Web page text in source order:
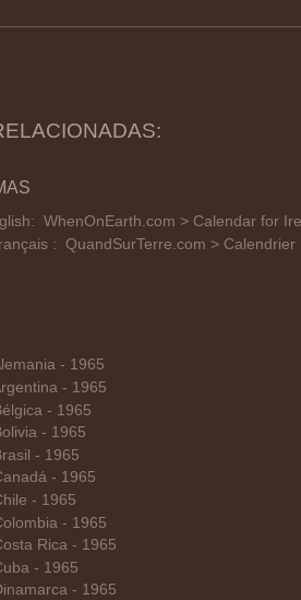
WhenOnEarth.com > Calendar for
: QuandSurTerre.com > Calendrier
- 1965
- 1965
- 1965
- 1965
- 1965
- 1965
- 1965
- 1965
Rica - 1965
- 1965
- 1965